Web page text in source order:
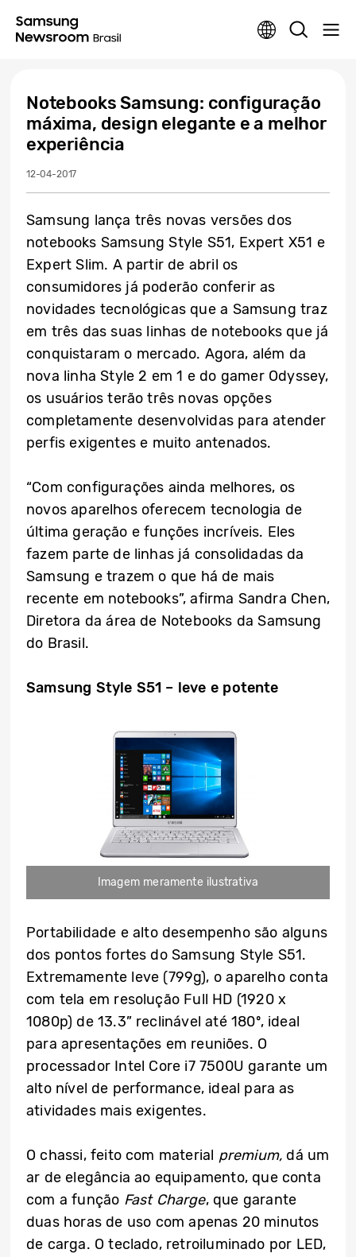
Notebooks Samsung: configuração
máxima, design elegante e a melhor
experiência
12-04-2017
Samsung lança três novas versões dos
notebooks Samsung Style S51, Expert X51 e
Expert Slim. A partir de abril os
consumidores já poderão conferir as
novidades tecnológicas que a Samsung traz
em três das suas linhas de notebooks que já
conquistaram o mercado. Agora, além da
nova linha Style 2 em 1 e do gamer Odyssey,
os usuários terão três novas opções
completamente desenvolvidas para atender
perfis exigentes e muito antenados.
“Com configurações ainda melhores, os
novos aparelhos oferecem tecnologia de
última geração e funções incríveis. Eles
fazem parte de linhas já consolidadas da
Samsung e trazem o que há de mais
recente em notebooks”, afirma Sandra Chen,
Diretora da área de Notebooks da Samsung
do Brasil.
Samsung Style S51 – leve e potente
Imagem meramente ilustrativa
Portabilidade e alto desempenho são alguns
dos pontos fortes do Samsung Style S51.
Extremamente leve (799g), o aparelho conta
com tela em resolução Full HD (1920 x
1080p) de 13.3” reclinável até 180º, ideal
para apresentações em reuniões. O
processador Intel Core i7 7500U garante um
alto nível de performance, ideal para as
atividades mais exigentes.
O chassi, feito com material premium, dá um
ar de elegância ao equipamento, que conta
com a função Fast Charge, que garante
duas horas de uso com apenas 20 minutos
de carga. O teclado, retroiluminado por LED,